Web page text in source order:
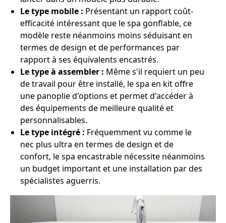
Le type mobile : Présentant un rapport coût-
efficacité intéressant que le spa gonflable, ce
modèle reste néanmoins moins séduisant en
termes de design et de performances par
rapport à ses équivalents encastrés.
Le type à assembler : Même s'il requiert un peu
de travail pour être installé, le spa en kit offre
une panoplie d'options et permet d'accéder à
des équipements de meilleure qualité et
personnalisables.
Le type intégré : Fréquemment vu comme le
nec plus ultra en termes de design et de
confort, le spa encastrable nécessite néanmoins
un budget important et une installation par des
spécialistes aguerris.